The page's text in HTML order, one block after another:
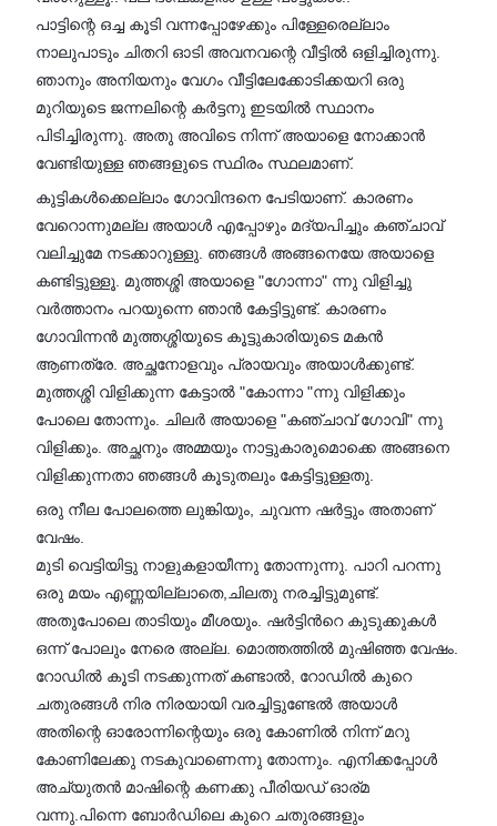
പാട്ടിന്റെ ഒച്ച കൂടി വന്നപ്പോഴേക്കും പിള്ളേരെല്ലാം
നാലുപാടും ചിതറി ഓടി അവനവന്റെ വീട്ടിൽ ഒളിച്ചിരുന്നു.
ഞാനും അനിയനും വേഗം വീട്ടിലേക്കോടിക്കയറി ഒരു
മുറിയുടെ ജന്നലിന്റെ കർട്ടനു ഇടയിൽ സ്ഥാനം
പിടിച്ചിരുന്നു. അതു അവിടെ നിന്ന് അയാളെ നോക്കാൻ
വേണ്ടിയുള്ള ഞങ്ങളുടെ സ്ഥിരം സ്ഥലമാണ്.
കുട്ടികൾക്കെല്ലാം ഗോവിന്ദനെ പേടിയാണ്‌. കാരണം
വേറൊന്നുമല്ല അയാൾ എപ്പോഴും മദ്യപിച്ചും കഞ്ചാവ്
വലിച്ചുമേ നടക്കാറുള്ളു. ഞങ്ങൾ അങ്ങനെയേ അയാളെ
കണ്ടിട്ടുള്ളൂ. മുത്തശ്ശി അയാളെ "ഗോന്നാ" ന്നു വിളിച്ചു
വർത്താനം പറയുന്നെ ഞാൻ കേട്ടിട്ടുണ്ട്. കാരണം
ഗോവിന്നൻ മുത്തശ്ശിയുടെ കൂട്ടുകാരിയുടെ മകൻ
ആണത്രേ. അച്ഛനോളവും പ്രായവും അയാൾക്കുണ്ട്.
മുത്തശ്ശി വിളിക്കുന്ന കേട്ടാൽ "കോന്നാ "ന്നു വിളിക്കും
പോലെ തോന്നും. ചിലർ അയാളെ "കഞ്ചാവ് ഗോവി" ന്നു
വിളിക്കും. അച്ഛനും അമ്മയും നാട്ടുകാരുമൊക്കെ അങ്ങനെ
വിളിക്കുന്നതാ ഞങ്ങൾ കൂടുതലും കേട്ടിട്ടുള്ളതു.
ഒരു നീല പോലത്തെ ലുങ്കിയും, ചുവന്ന ഷർട്ടും അതാണ്
വേഷം.
മുടി വെട്ടിയിട്ടു നാളുകളായീന്നു തോന്നുന്നു. പാറി പറന്നു
ഒരു മയം എണ്ണയില്ലാതെ,ചിലതു നരച്ചിട്ടുമുണ്ട്.
അതുപോലെ താടിയും മീശയും. ഷർട്ടിൻറെ കുടുക്കുകൾ
ഒന്ന് പോലും നേരെ അല്ല. മൊത്തത്തിൽ മുഷിഞ്ഞ വേഷം.
റോഡിൽ കൂടി നടക്കുന്നത് കണ്ടാൽ, റോഡിൽ കുറെ
ചതുരങ്ങൾ നിര നിരയായി വരച്ചിട്ടുണ്ടേൽ അയാൾ
അതിന്റെ ഓരോന്നിന്റെയും ഒരു കോണിൽ നിന്ന് മറു
കോണിലേക്കു നടകുവാണെന്നു തോന്നും. എനിക്കപ്പോൾ
അച്യുതൻ മാഷിന്റെ കണക്കു പീരിയഡ് ഓര്മ
വന്നു.പിന്നെ ബോർഡിലെ കുറെ ചതുരങ്ങളും